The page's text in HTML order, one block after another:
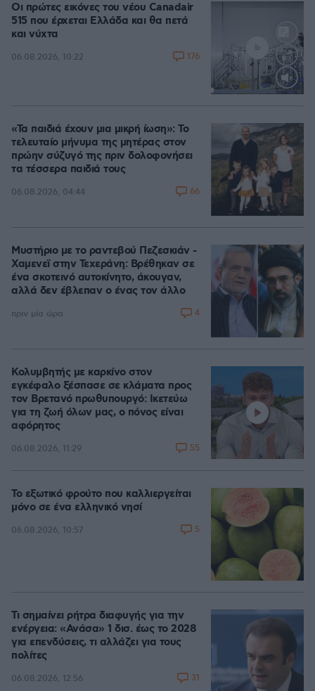
Loaded:
Οι πρώτες εικόνες του νέου Canadair
515 που έρχεται Ελλάδα και θα πετά
και νύχτα
06.08.2026, 10:22 176
«Τα παιδιά έχουν μια μικρή ίωση»: Το
τελευταίο μήνυμα της μητέρας στον
πρώην σύζυγό της πριν δολοφονήσει
τα τέσσερα παιδιά τους
06.08.2026, 04:44 66
Μυστήριο με το ραντεβού Πεζεσκιάν -
Χαμενεϊ στην Τεχεράνη: Βρέθηκαν σε
ένα σκοτεινό αυτοκίνητο, άκουγαν,
αλλά δεν έβλεπαν ο ένας τον άλλο
πριν μία ώρα 4
Κολυμβητής με καρκίνο στον
εγκέφαλο ξέσπασε σε κλάματα προς
τον Βρετανό πρωθυπουργό: Ικετεύω
για τη ζωή όλων μας, ο πόνος είναι
αφόρητος
06.08.2026, 11:29 55
Το εξωτικό φρούτο που καλλιεργείται
μόνο σε ένα ελληνικό νησί
06.08.2026, 10:57 5
Τι σημαίνει ρήτρα διαφυγής για την
ενέργεια: «Ανάσα» 1 δισ. έως το 2028
για επενδύσεις, τι αλλάζει για τους
πολίτες
06.08.2026, 12:56 31